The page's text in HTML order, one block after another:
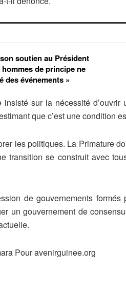
soutien au Président
de principe ne
des événements »
sur la nécessité
que c’est une condition
les politiques. La Primature
transition se construit avec
de gouvernements
un gouvernement de
Pour avenirguinee.org